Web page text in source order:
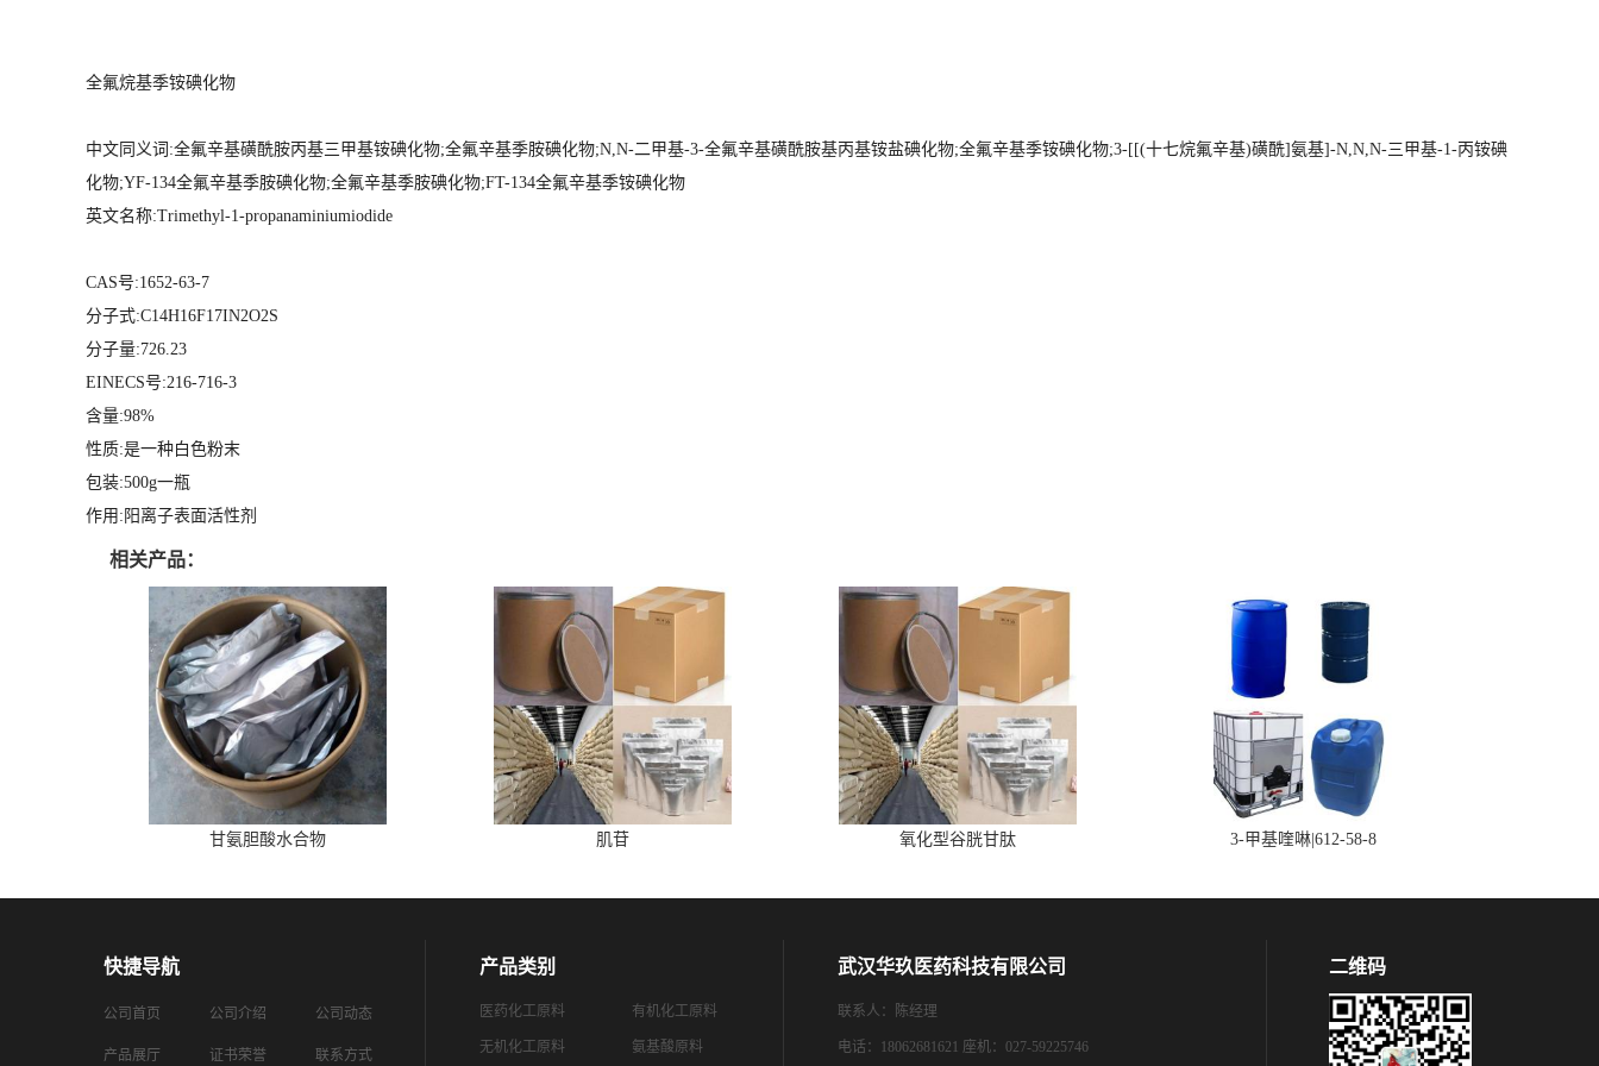
全氟烷基季铵碘化物
中文同义词:全氟辛基磺酰胺丙基三甲基铵碘化物;全氟辛基季胺碘化物;N,N-二甲基-3-全氟辛基磺酰胺基丙基铵盐碘化物;全氟辛基季铵碘化物;3-[[(十七烷氟辛基)磺酰]氨基]-N,N,N-三甲基-1-丙铵碘
化物;YF-134全氟辛基季胺碘化物;全氟辛基季胺碘化物;FT-134全氟辛基季铵碘化物
英文名称:Trimethyl-1-propanaminiumiodide
CAS号:1652-63-7
分子式:C14H16F17IN2O2S
分子量:726.23
EINECS号:216-716-3
含量:98%
性质:是一种白色粉末
包装:500g一瓶
作用:阳离子表面活性剂
相关产品：
甘氨胆酸水合物 肌苷 氧化型谷胱甘肽 3-甲基喹啉|612-58-8
快捷导航
公司首页 公司介绍 公司动态
产品展厅 证书荣誉 联系方式
产品类别
医药化工原料 有机化工原料
无机化工原料 氨基酸原料
武汉华玖医药科技有限公司
联系人：陈经理
电话：18062681621 座机：027-59225746
二维码